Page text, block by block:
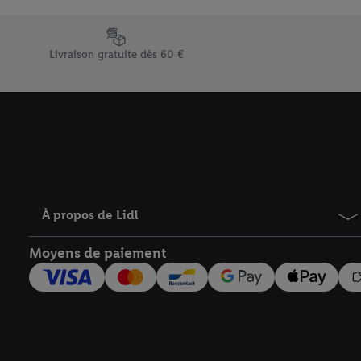
Élément du pied de page avec les différents arguments de
Livraison gratuite dès 60 €
À propos de Lidl
Moyens de paiement
informations sur la